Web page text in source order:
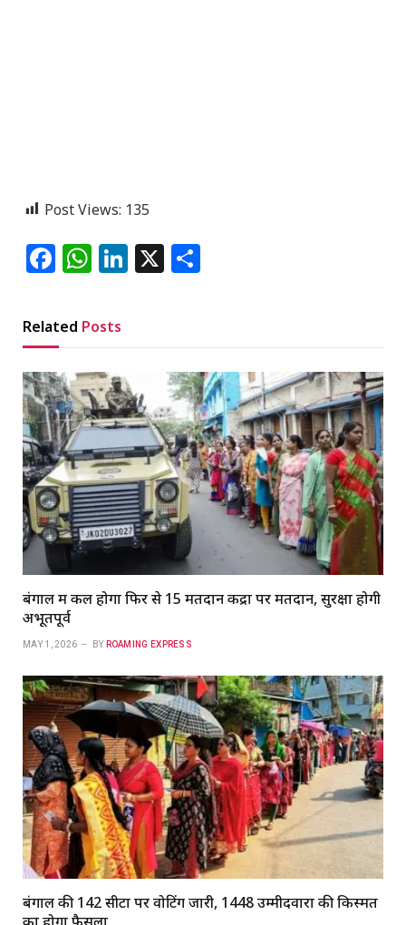
Post Views: 135
Facebook
WhatsApp
LinkedIn
X
Related Posts
बंगाल में कल होगा फिर से 15 मतदान केंद्रों पर मतदान, सुरक्षा होगी
अभूतपूर्व
MAY 1, 2026 BY ROAMING EXPRESS
बंगाल की 142 सीटों पर वोटिंग जारी, 1448 उम्मीदवारों की किस्मत